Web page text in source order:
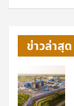
ข่าวล่าสุด